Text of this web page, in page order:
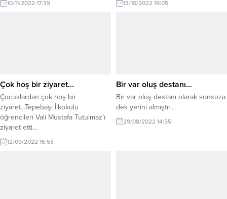
10/11/2022 17:39 13/10/2022 19:05
Çok hoş bir ziyaret…
Çocuklardan çok hoş bir
ziyaret...Tepebaşı İlkokulu
öğrencileri Vali Mustafa Tutulmaz’ı
ziyaret etti...
12/09/2022 16:53
Bir var oluş destanı…
Bir var oluş destanı olarak sonsuza
dek yerini almıştır...
29/08/2022 14:55